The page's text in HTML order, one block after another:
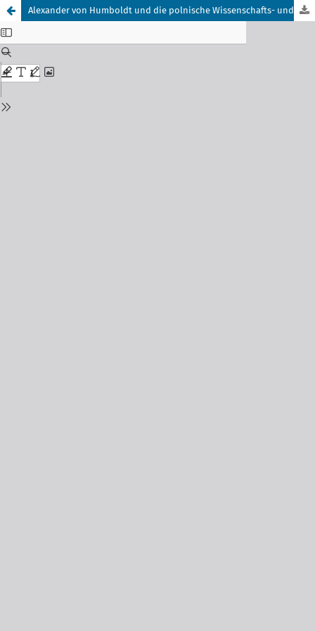
Alexander von Humboldt und die polnische Wissenschafts- und Kulturwelt